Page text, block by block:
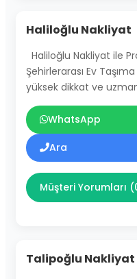
Haliloğlu Nakliyat
Haliloğlu Nakliyat ile
Şehirlerarası Ev
yüksek dikkat ve
WhatsApp
Ara
Müşteri Yorumları
Talipoğlu Nakliyat